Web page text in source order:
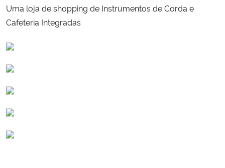
Ministério do Turismo
Ministério do Desenvolvimento Regional
Controladoria-Geral da União
Ministério da Mulher, da Família e dos Direitos Humanos
Uma loja de shopping de Instrumentos de Corda e
Cafeteria Integradas